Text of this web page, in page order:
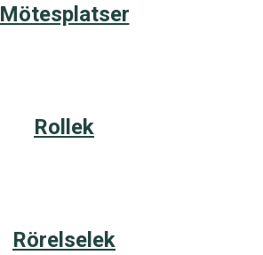
Mötesplatser
Rollek
Rörelselek